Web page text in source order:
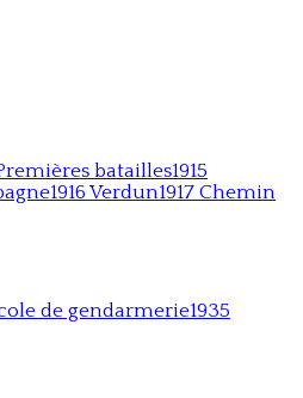
Premières batailles1915
1916 Verdun1917 Chemin
de gendarmerie1935